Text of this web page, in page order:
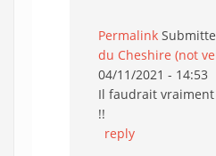
Permalink
du Cheshire (not
04/11/2021 - 14:53
Il faudrait
!!
reply